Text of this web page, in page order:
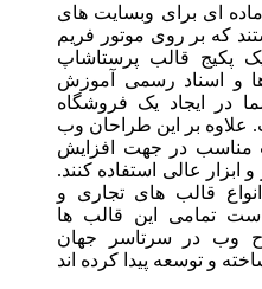
ای برای وبسایت های
که بر روی موتور فریم
پکیج قالب پرستاشاپ
و اسناد رسمی آموزش
در ایجاد یک فروشگاه
علاوه بر این طراحان وب
مناسب در جهت افزایش
عالی استفاده کنند.
قالب های تجاری و
تمامی این قالب ها
وب در سرتاسر جهان